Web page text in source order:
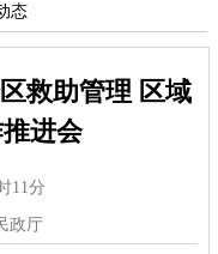
态
救助管理 区域
进会
11分
政厅